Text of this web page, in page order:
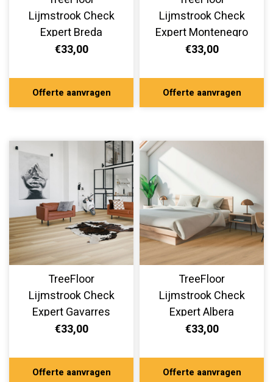
Lijmstrook Check
Expert Breda
TR.CHECK-2514-E
€33,00
Offerte aanvragen
Lijmstrook Check
Expert Montenegro
TR.CHECK-2513-E
€33,00
Offerte aanvragen
TreeFloor
Lijmstrook Check
Expert Gavarres
TR.CHECK-2512-E
€33,00
Offerte aanvragen
TreeFloor
Lijmstrook Check
Expert Albera
TR.CHECK-2511-E
€33,00
Offerte aanvragen